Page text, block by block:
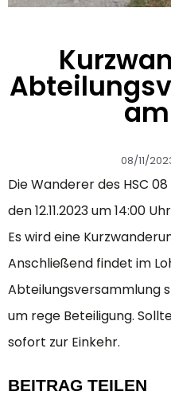
am
08/11/
Die Wanderer des HSC
den 12.11.2023 um 14:00
Es wird eine
Anschließend findet im
Abteilungsversammlung
um rege Beteiligung.
sofort zur Einkehr.
BEITRAG TEILEN